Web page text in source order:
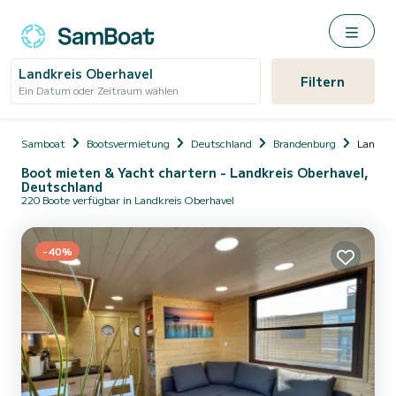
Landkreis Oberhavel
Ein Datum oder Zeitraum wählen Filtern
Samboat Bootsvermietung Deutschland Brandenburg
Boot mieten & Yacht chartern - Landkreis Oberhavel,
Deutschland
220 Boote verfügbar in Landkreis Oberhavel
-40%